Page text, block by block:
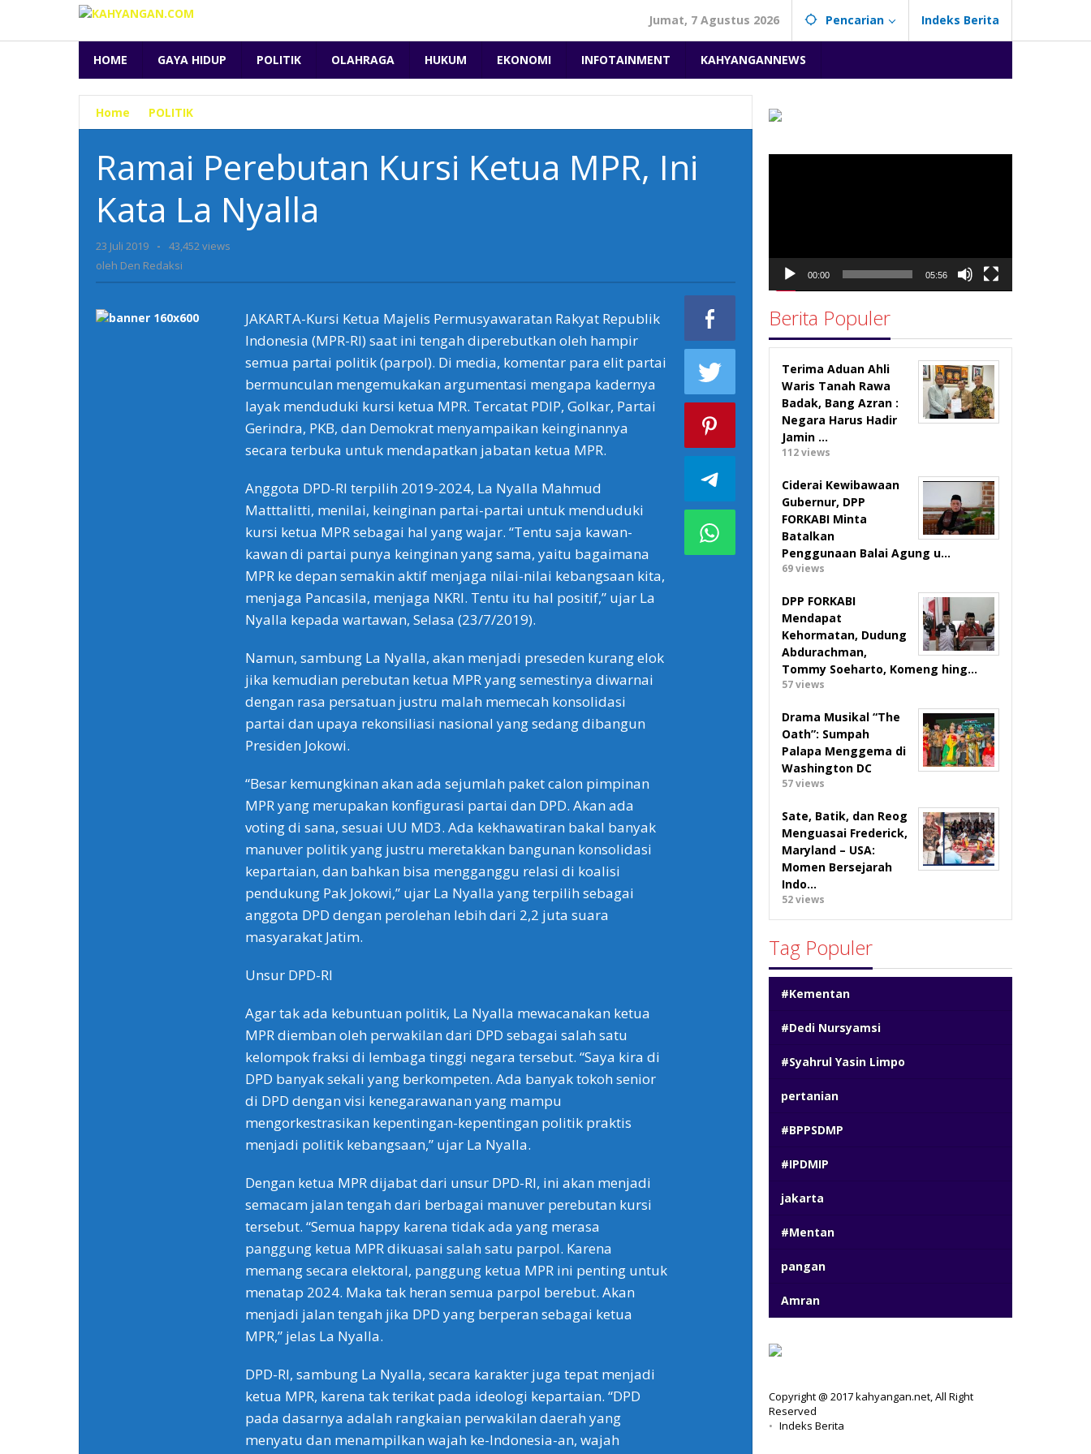
konten
Jumat, 7 Agustus 2026 Pencarian Indeks Berita
HOME GAYA HIDUP POLITIK OLAHRAGA HUKUM EKONOMI INFOTAINMENT KAHYANGANNEWS
Home POLITIK
Perebutan
Ketua
MPR,
Kata
Nyalla
Ramai Perebutan Kursi Ketua MPR, Ini
Kata La Nyalla
23 Juli 2019
oleh
Den
-
43,452 views
oleh Den Redaksi
JAKARTA-Kursi Ketua Majelis Permusyawaratan Rakyat Republik
Indonesia (MPR-RI) saat ini tengah diperebutkan oleh hampir
semua partai politik (parpol). Di media, komentar para elit partai
bermunculan mengemukakan argumentasi mengapa kadernya
layak menduduki kursi ketua MPR. Tercatat PDIP, Golkar, Partai
Gerindra, PKB, dan Demokrat menyampaikan keinginannya
secara terbuka untuk mendapatkan jabatan ketua MPR.
Anggota DPD-RI terpilih 2019-2024, La Nyalla Mahmud
Matttalitti, menilai, keinginan partai-partai untuk menduduki
kursi ketua MPR sebagai hal yang wajar. “Tentu saja kawan-
kawan di partai punya keinginan yang sama, yaitu bagaimana
MPR ke depan semakin aktif menjaga nilai-nilai kebangsaan kita,
menjaga Pancasila, menjaga NKRI. Tentu itu hal positif,” ujar La
Nyalla kepada wartawan, Selasa (23/7/2019).
Namun, sambung La Nyalla, akan menjadi preseden kurang elok
jika kemudian perebutan ketua MPR yang semestinya diwarnai
dengan rasa persatuan justru malah memecah konsolidasi
partai dan upaya rekonsiliasi nasional yang sedang dibangun
Presiden Jokowi.
“Besar kemungkinan akan ada sejumlah paket calon pimpinan
MPR yang merupakan konfigurasi partai dan DPD. Akan ada
voting di sana, sesuai UU MD3. Ada kekhawatiran bakal banyak
manuver politik yang justru meretakkan bangunan konsolidasi
kepartaian, dan bahkan bisa mengganggu relasi di koalisi
pendukung Pak Jokowi,” ujar La Nyalla yang terpilih sebagai
anggota DPD dengan perolehan lebih dari 2,2 juta suara
masyarakat Jatim.
Unsur DPD-RI
Agar tak ada kebuntuan politik, La Nyalla mewacanakan ketua
MPR diemban oleh perwakilan dari DPD sebagai salah satu
kelompok fraksi di lembaga tinggi negara tersebut. “Saya kira di
DPD banyak sekali yang berkompeten. Ada banyak tokoh senior
di DPD dengan visi kenegarawanan yang mampu
mengorkestrasikan kepentingan-kepentingan politik praktis
menjadi politik kebangsaan,” ujar La Nyalla.
Dengan ketua MPR dijabat dari unsur DPD-RI, ini akan menjadi
semacam jalan tengah dari berbagai manuver perebutan kursi
tersebut. “Semua happy karena tidak ada yang merasa
panggung ketua MPR dikuasai salah satu parpol. Karena
memang secara elektoral, panggung ketua MPR ini penting untuk
menatap 2024. Maka tak heran semua parpol berebut. Akan
menjadi jalan tengah jika DPD yang berperan sebagai ketua
MPR,” jelas La Nyalla.
DPD-RI, sambung La Nyalla, secara karakter juga tepat menjadi
ketua MPR, karena tak terikat pada ideologi kepartaian. “DPD
pada dasarnya adalah rangkaian perwakilan daerah yang
menyatu dan menampilkan wajah ke-Indonesia-an, wajah
00:00 05:56
Berita Populer
Terima Aduan Ahli
Waris Tanah Rawa
Badak, Bang Azran :
Negara Harus Hadir
Jamin …
112 views
Ciderai Kewibawaan
Gubernur, DPP
FORKABI Minta
Batalkan
Penggunaan Balai Agung u…
69 views
DPP FORKABI
Mendapat
Kehormatan, Dudung
Abdurachman,
Tommy Soeharto, Komeng hing…
57 views
Drama Musikal “The
Oath”: Sumpah
Palapa Menggema di
Washington DC
57 views
Sate, Batik, dan Reog
Menguasai Frederick,
Maryland – USA:
Momen Bersejarah
Indo…
52 views
Tag Populer
#Kementan
#Dedi Nursyamsi
#Syahrul Yasin Limpo
pertanian
#BPPSDMP
#IPDMIP
jakarta
#Mentan
pangan
Amran
Copyright @ 2017 kahyangan.net, All Right
Reserved
Indeks Berita